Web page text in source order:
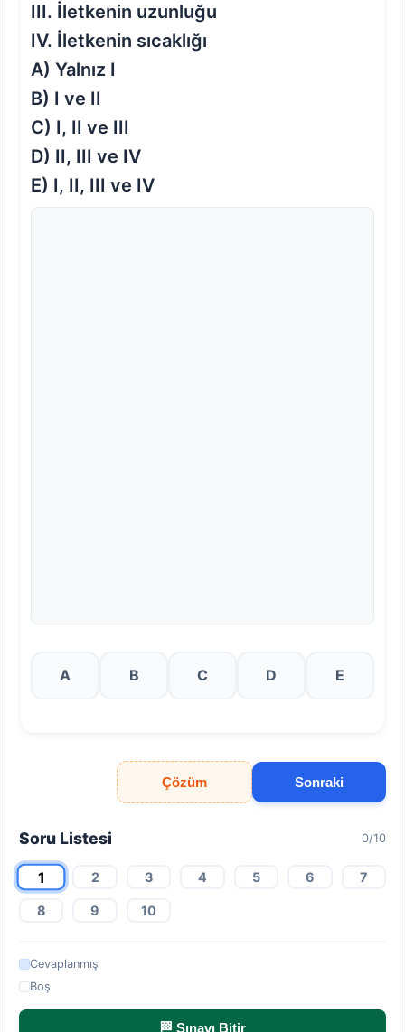
III. İletkenin uzunluğu
IV. İletkenin sıcaklığı
A) Yalnız I
B) I ve II
C) I, II ve III
D) II, III ve IV
E) I, II, III ve IV
A B C D E
Çözüm Sonraki
Soru Listesi 0/10
1 2 3 4 5 6 7
8 9 10
Cevaplanmış
Boş
🏁 Sınavı Bitir